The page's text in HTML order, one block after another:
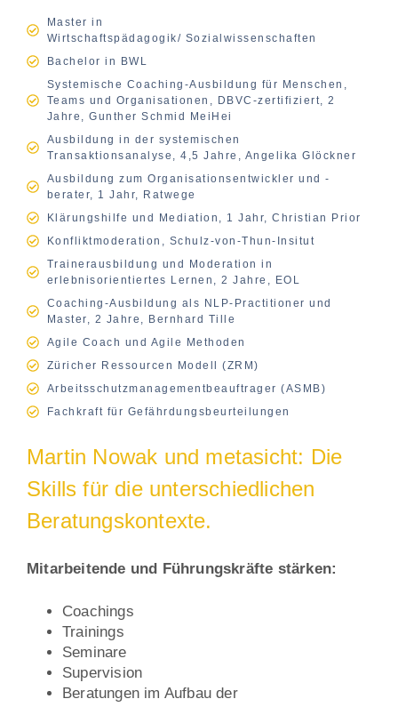
Master in
Wirtschaftspädagogik/ Sozialwissenschaften
Bachelor in BWL
Systemische Coaching-Ausbildung für Menschen,
Teams und Organisationen, DBVC-zertifiziert, 2
Jahre, Gunther Schmid MeiHei
Ausbildung in der systemischen
Transaktionsanalyse, 4,5 Jahre, Angelika Glöckner
Ausbildung zum Organisationsentwickler und -
berater, 1 Jahr, Ratwege
Klärungshilfe und Mediation, 1 Jahr, Christian Prior
Konfliktmoderation, Schulz-von-Thun-Insitut
Trainerausbildung und Moderation in
erlebnisorientiertes Lernen, 2 Jahre, EOL
Coaching-Ausbildung als NLP-Practitioner und
Master, 2 Jahre, Bernhard Tille
Agile Coach und Agile Methoden
Züricher Ressourcen Modell (ZRM)
Arbeitsschutzmanagementbeauftrager (ASMB)
Fachkraft für Gefährdungsbeurteilungen
Martin Nowak und metasicht: Die
Skills für die unterschiedlichen
Beratungskontexte.
Mitarbeitende und Führungskräfte stärken:
Coachings
Trainings
Seminare
Supervision
Beratungen im Aufbau der